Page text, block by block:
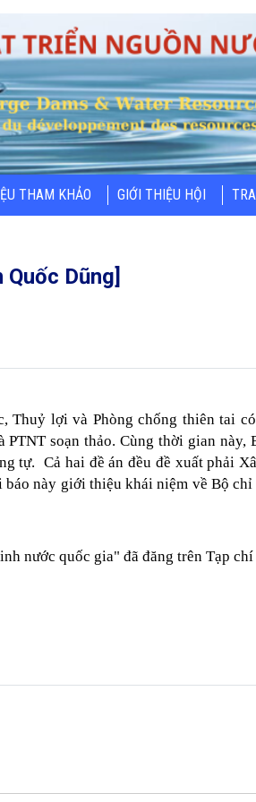
THAM KHẢO GIỚI THIỆU HỘI
Dũng]
Thuỷ lợi và Phòng chống thiên tai
PTNT soạn thảo. Cùng thời gian
tự. Cả hai đề án đều đề xuất phải
này giới thiệu khái niệm về Bộ
nước quốc gia" đã đăng trên Tạp